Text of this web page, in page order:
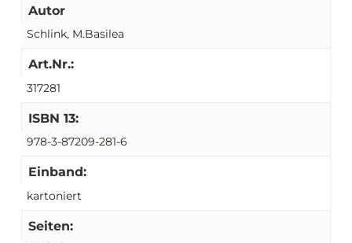
Autor
Schlink, M.Basilea
Art.Nr.:
317281
ISBN 13:
978-3-87209-281-6
Einband:
kartoniert
Seiten: